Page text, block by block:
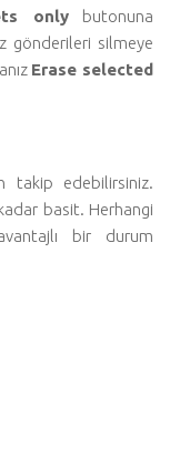
onlybutonuna
gönderileri silmeye
Erase selected
takip edebilirsiniz.
basit. Herhangi
bir durum